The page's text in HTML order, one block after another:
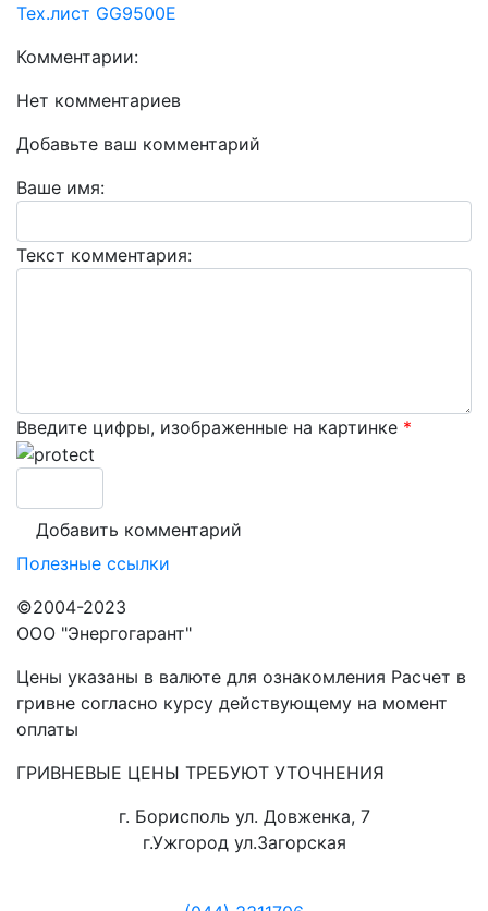
Тех.лист GG9500E
Комментарии:
Нет комментариев
Добавьте ваш комментарий
Ваше имя:
Текст комментария:
Введите цифры, изображенные на картинке *
Полезные ссылки
©2004-2023
ООО "Энергогарант"
Цены указаны в валюте для ознакомления Расчет в
гривне согласно курсу действующему на момент
оплаты
ГРИВНЕВЫЕ ЦЕНЫ ТРЕБУЮТ УТОЧНЕНИЯ
г. Борисполь ул. Довженка, 7
г.Ужгород ул.Загорская